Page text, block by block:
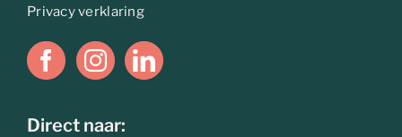
Privacy verklaring
Direct naar: